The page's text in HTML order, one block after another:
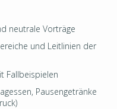
neutrale Vorträge
und Leitlinien der
Fallbeispielen
Pausengetränke